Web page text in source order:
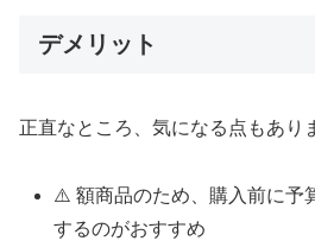
デメリット
正直なところ、気になる点もあり
⚠️ 額商品のため、購入前に予
するのがおすすめ